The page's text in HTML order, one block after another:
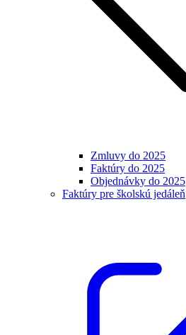
Zmluvy do 2025
Faktúry do 2025
Objednávky do 2025
Faktúry pre školskú jedáleň